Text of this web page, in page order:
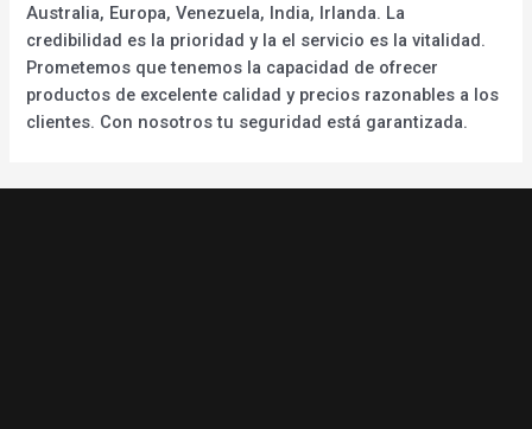
Australia, Europa, Venezuela, India, Irlanda. La
credibilidad es la prioridad y la el servicio es la vitalidad.
Prometemos que tenemos la capacidad de ofrecer
productos de excelente calidad y precios razonables a los
clientes. Con nosotros tu seguridad está garantizada.